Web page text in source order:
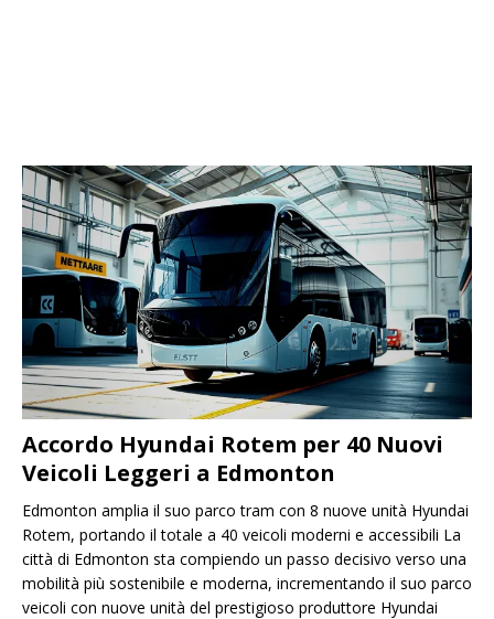
Accordo Hyundai Rotem per 40 Nuovi
Veicoli Leggeri a Edmonton
Edmonton amplia il suo parco tram con 8 nuove unità Hyundai
Rotem, portando il totale a 40 veicoli moderni e accessibili La
città di Edmonton sta compiendo un passo decisivo verso una
mobilità più sostenibile e moderna, incrementando il suo parco
veicoli con nuove unità del prestigioso produttore Hyundai